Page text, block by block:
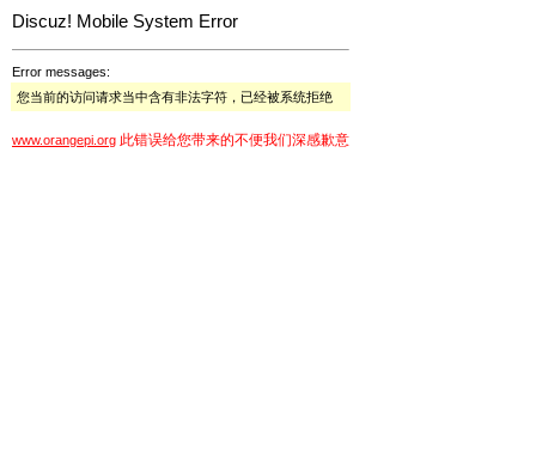
Discuz! Mobile System Error
Error messages:
您当前的访问请求当中含有非法字符，已经被系统拒绝
www.orangepi.org 此错误给您带来的不便我们深感歉意